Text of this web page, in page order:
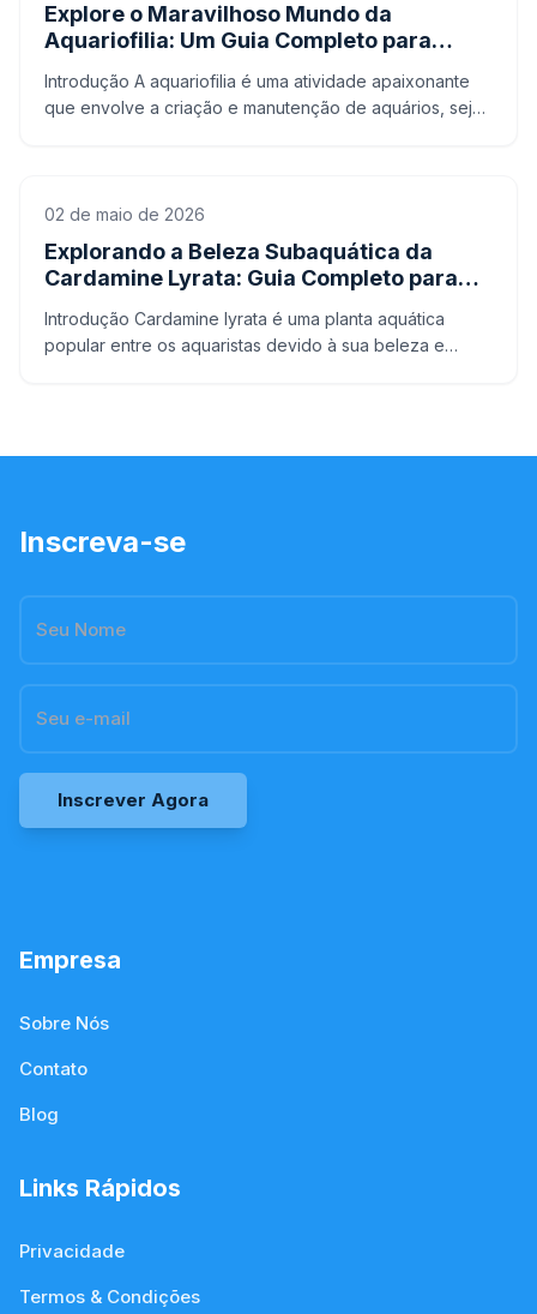
Explore o Maravilhoso Mundo da
Aquariofilia: Um Guia Completo para
Introdução A aquariofilia é uma atividade apaixonante
que envolve a criação e manutenção de aquários, seja
02 de maio de 2026
Explorando a Beleza Subaquática da
Cardamine Lyrata: Guia Completo para
Introdução Cardamine lyrata é uma planta aquática
popular entre os aquaristas devido à sua beleza e
Inscreva-se
Inscrever Agora
Empresa
Sobre Nós
Contato
Blog
Links Rápidos
Privacidade
Termos & Condições